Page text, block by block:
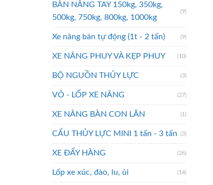
BÀN NÂNG TAY 150kg, 350kg,
500kg, 750kg, 800kg, 1000kg
(9)
Xe nâng bán tự động (1t - 2 tấn) (9)
XE NÂNG PHUY VÀ KẸP PHUY (10)
BỘ NGUỒN THỦY LỰC (3)
VỎ - LỐP XE NÂNG (27)
XE NÂNG BÀN CON LĂN (1)
CẨU THỦY LỰC MINI 1 tấn - 3 tấn (3)
XE ĐẨY HÀNG (26)
Lốp xe xúc, đào, lu, ủi (14)